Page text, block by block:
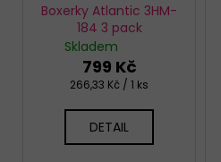
Boxerky Atlantic 3HM-
184 3 pack
Skladem
799 Kč
Měrná
266,33 Kč / 1 ks
DETAIL